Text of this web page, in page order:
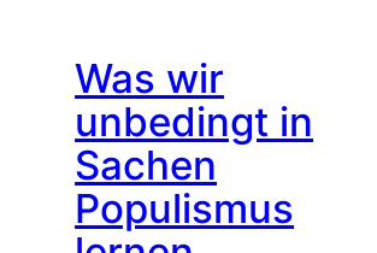
Was wir
unbedingt in
Sachen
Populismus